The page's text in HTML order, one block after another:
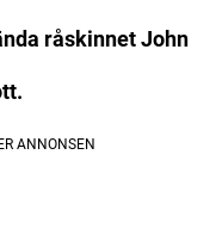
råskinnet John